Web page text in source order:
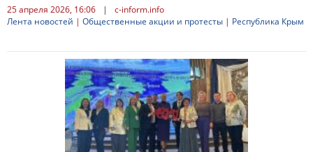
25 апреля 2026, 16:06 |
c-inform.info
Лента новостей | Общественные акции и протесты | Республика Крым